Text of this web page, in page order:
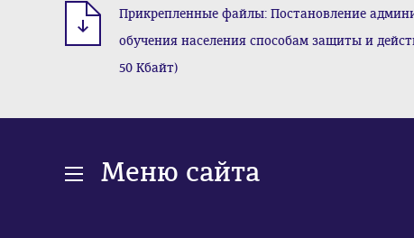
Прикрепленные файлы: Постановление
обучения населения способам защиты и
50 Кбайт)
Меню сайта